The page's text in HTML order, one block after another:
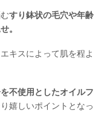
すり鉢状の毛穴や年齢
。
キスによって肌を程よ
不使用としたオイルフ
嬉しいポイントとなっ